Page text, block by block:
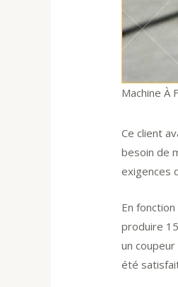
Machine À
Ce client
besoin de
exigences
En
produire
un
été